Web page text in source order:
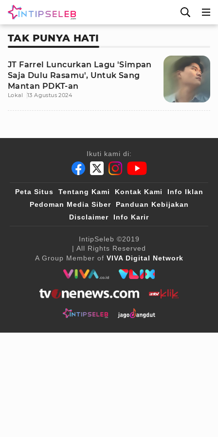
TAK PUNYA HATI
JT Farrel Luncurkan Lagu 'Simpan
Saja Dulu Rasamu', Untuk Sang
Mantan PDKT-an
Lokal 13 Agustus 2024
Ikuti kami di:
Peta Situs Tentang Kami Kontak Kami
Info Iklan
Pedoman Media Siber
Panduan Kebijakan
Disclaimer
Info Karir
IntipSeleb ©2019
| All Rights Reserved
A Group Member of VIVA Digital Network